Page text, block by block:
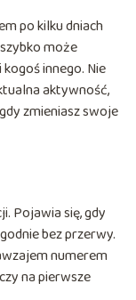
po kilku dniach
może
innego. Nie
aktywność,
zmieniasz swoje
Pojawia się, gdy
bez przerwy.
numerem
na pierwsze